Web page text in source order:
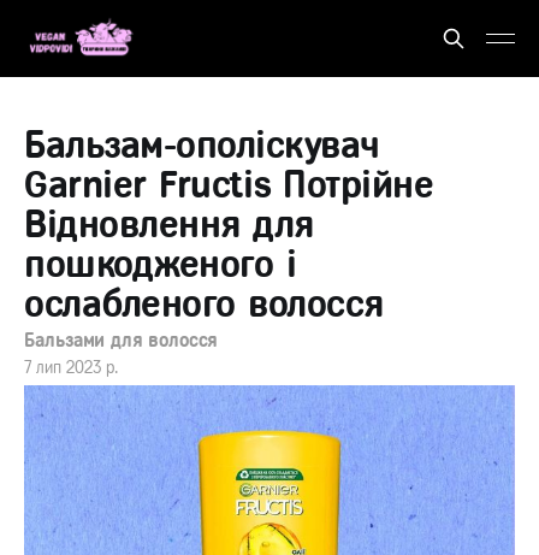
Бальзам-ополіскувач
Garnier Fructis Потрійне
Відновлення для
пошкодженого і
ослабленого волосся
Бальзами для волосся
7 лип 2023 р.